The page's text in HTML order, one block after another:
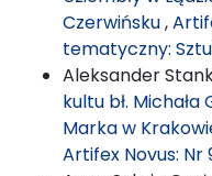
Czerwińsku,
tematyczny:
Aleksander
kultu bł.
Marka w
Artifex Novus: